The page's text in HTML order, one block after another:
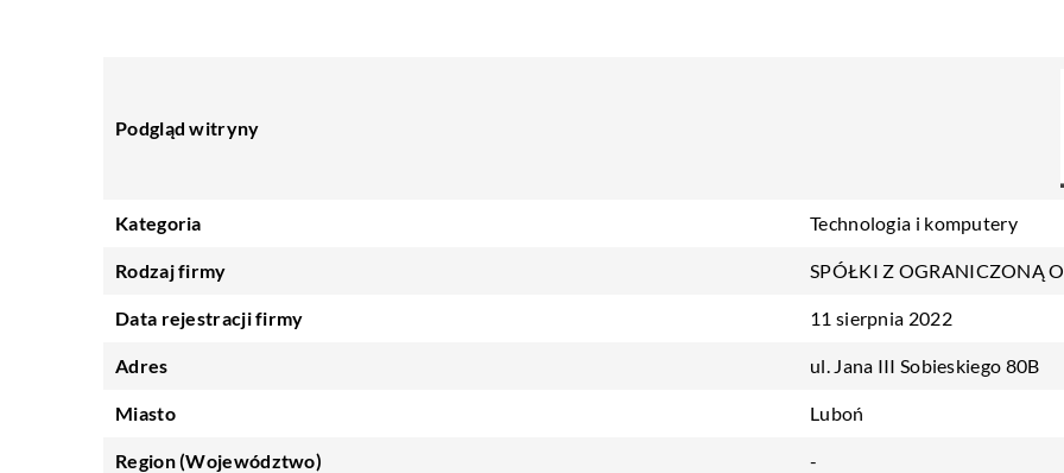
Podgląd witryny
Kategoria Technologia i komputery
Rodzaj firmy SPÓŁKI Z OGRANICZONĄ
Data rejestracji firmy 11 sierpnia 2022
Adres ul. Jana III Sobieskiego 80B
Miasto Luboń
Region (Województwo) -